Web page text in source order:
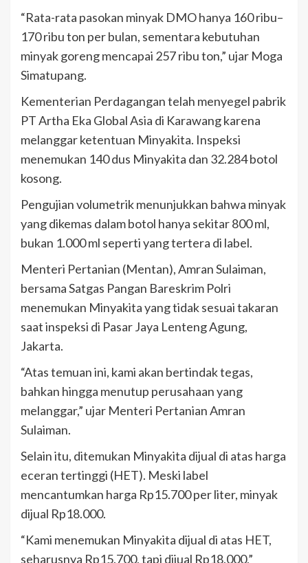
“Rata-rata pasokan minyak DMO hanya 160 ribu–
170 ribu ton per bulan, sementara kebutuhan
minyak goreng mencapai 257 ribu ton,” ujar Moga
Simatupang.
Kementerian Perdagangan telah menyegel pabrik
PT Artha Eka Global Asia di Karawang karena
melanggar ketentuan Minyakita. Inspeksi
menemukan 140 dus Minyakita dan 32.284 botol
kosong.
Pengujian volumetrik menunjukkan bahwa minyak
yang dikemas dalam botol hanya sekitar 800 ml,
bukan 1.000 ml seperti yang tertera di label.
Menteri Pertanian (Mentan), Amran Sulaiman,
bersama Satgas Pangan Bareskrim Polri
menemukan Minyakita yang tidak sesuai takaran
saat inspeksi di Pasar Jaya Lenteng Agung,
Jakarta.
“Atas temuan ini, kami akan bertindak tegas,
bahkan hingga menutup perusahaan yang
melanggar,” ujar Menteri Pertanian Amran
Sulaiman.
Selain itu, ditemukan Minyakita dijual di atas harga
eceran tertinggi (HET). Meski label
mencantumkan harga Rp15.700 per liter, minyak
dijual Rp18.000.
“Kami menemukan Minyakita dijual di atas HET,
seharusnya Rp15.700, tapi dijual Rp18.000,”